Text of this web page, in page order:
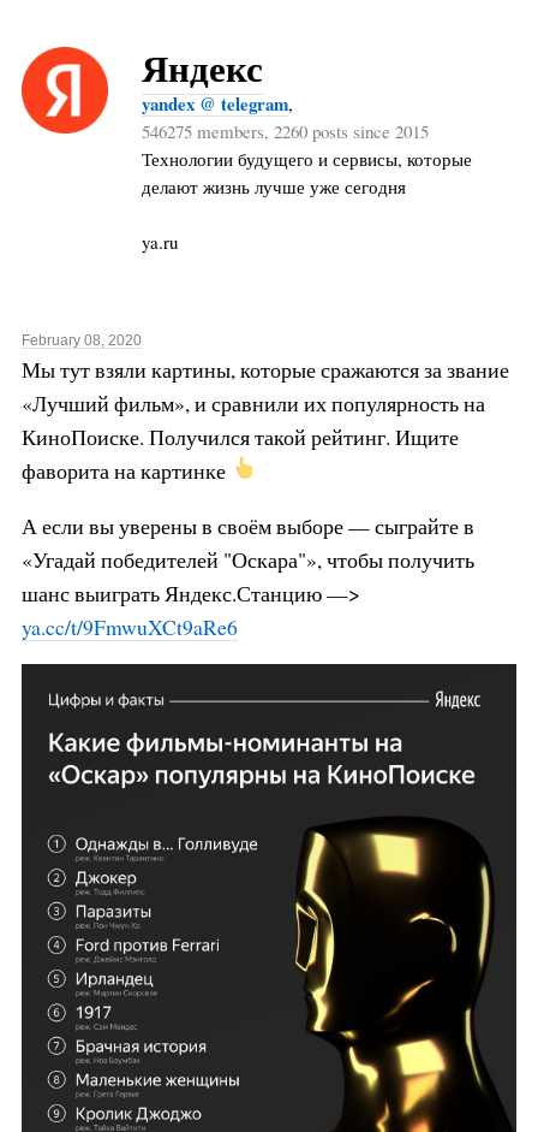
Яндекс
yandex @ telegram,
546275 members, 2260 posts since 2015
Технологии будущего и сервисы, которые
делают жизнь лучше уже сегодня
ya.ru
February 08, 2020
Мы тут взяли картины, которые сражаются за звание
«Лучший фильм», и сравнили их популярность на
КиноПоиске. Получился такой рейтинг. Ищите
фаворита на картинке
А если вы уверены в своём выборе — сыграйте в
«Угадай победителей "Оскара"», чтобы получить
шанс выиграть Яндекс.Станцию —>
ya.cc/t/9FmwuXCt9aRe6